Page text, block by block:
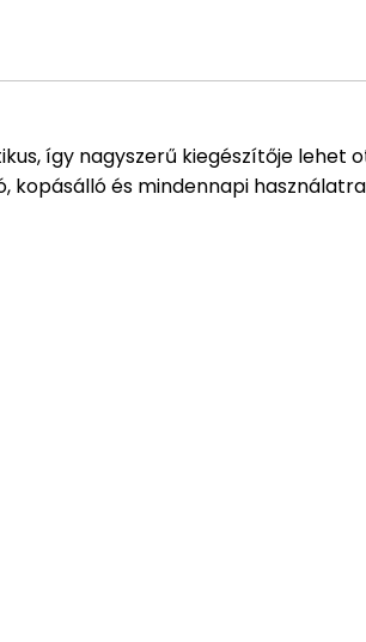
így nagyszerű kiegészítője
és mindennapi